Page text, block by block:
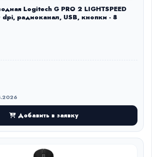
Logitech G PRO 2 LIGHTSPEED
радиоканал, USB, кнопки - 8
Добавить в заявку